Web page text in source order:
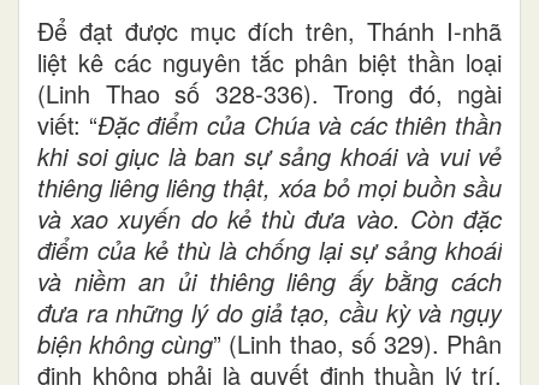
Để đạt được mục đích trên, Thánh I-nhã
liệt kê các nguyên tắc phân biệt thần loại
(Linh Thao số 328-336). Trong đó, ngài
viết: “Ðặc điểm của Chúa và các thiên thần
khi soi giục là ban sự sảng khoái và vui vẻ
thiêng liêng liêng thật, xóa bỏ mọi buồn sầu
và xao xuyến do kẻ thù đưa vào. Còn đặc
điểm của kẻ thù là chống lại sự sảng khoái
và niềm an ủi thiêng liêng ấy bằng cách
đưa ra những lý do giả tạo, cầu kỳ và ngụy
biện không cùng” (Linh thao, số 329). Phân
định không phải là quyết định thuần lý trí,